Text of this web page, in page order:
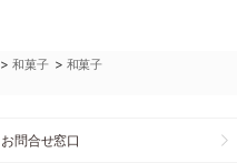
>和菓子 > 和菓子
お問合せ窓口